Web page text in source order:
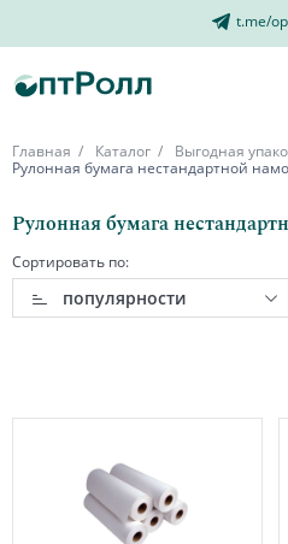
t.me/
Главная Каталог
Выгодная
Рулонная бумага нестандартной
Рулонная бумага
Сортировать по:
популярности